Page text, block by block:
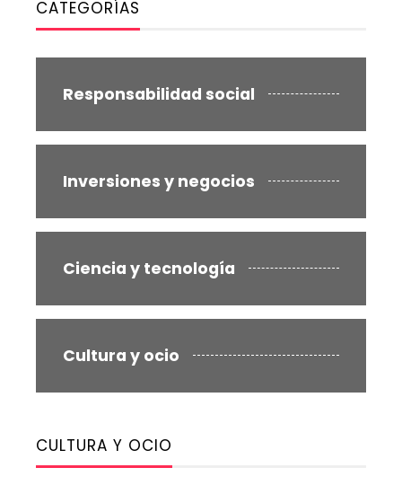
CATEGORÍAS
Responsabilidad social
Inversiones y negocios
Ciencia y tecnología
Cultura y ocio
CULTURA Y OCIO